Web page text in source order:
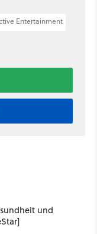
Entertainment
und